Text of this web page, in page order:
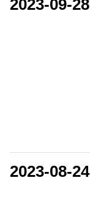
2023-09-28
2023-08-24